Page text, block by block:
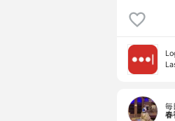
毎
春